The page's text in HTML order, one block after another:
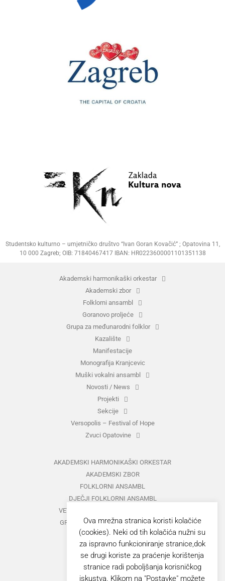
Studentsko kulturno – umjetničko društvo “Ivan Goran Kovačić” ; Opatovina 11,
10 000 Zagreb; OIB: 71840467417 IBAN: HR0223600001101351138
Akademski harmonikaški orkestar
Akademski zbor
Folklorni ansambl
Goranovo proljeće
Grupa za međunarodni folklor
Kazalište
Manifestacije
Monografija Kranjcevic
Muški vokalni ansambl
Novosti / News
Projekti
Sekcije
Versopolis – Festival of Hope
Zvuci Opatovine
AKADEMSKI HARMONIKAŠKI ORKESTAR
AKADEMSKI ZBOR
FOLKLORNI ANSAMBL
DJEČJI FOLKLORNI ANSAMBL
VETERANI FOLKLORNOG ANSAMBLA
GRUPA ZA MEĐUNARODNI FOLKLOR
KAZALIŠTE
MUŠKI VOKALNI ANSAMBL
ZAJEDNIČKI KONCERTI
Ova mrežna stranica koristi kolačiće
(cookies). Neki od tih kolačića nužni su
za ispravno funkcioniranje stranice,dok
se drugi koriste za praćenje korištenja
stranice radi poboljšanja korisničkog
iskustva. Klikom na "Postavke" možete